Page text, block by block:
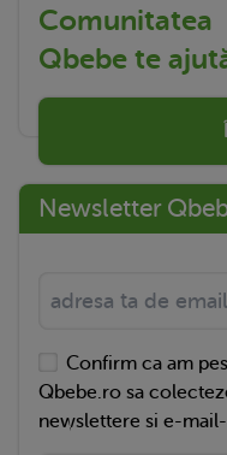
Comunitatea
Qbebe te
Newsletter
Confirm ca am
Qbebe.ro sa
newslettere si e-